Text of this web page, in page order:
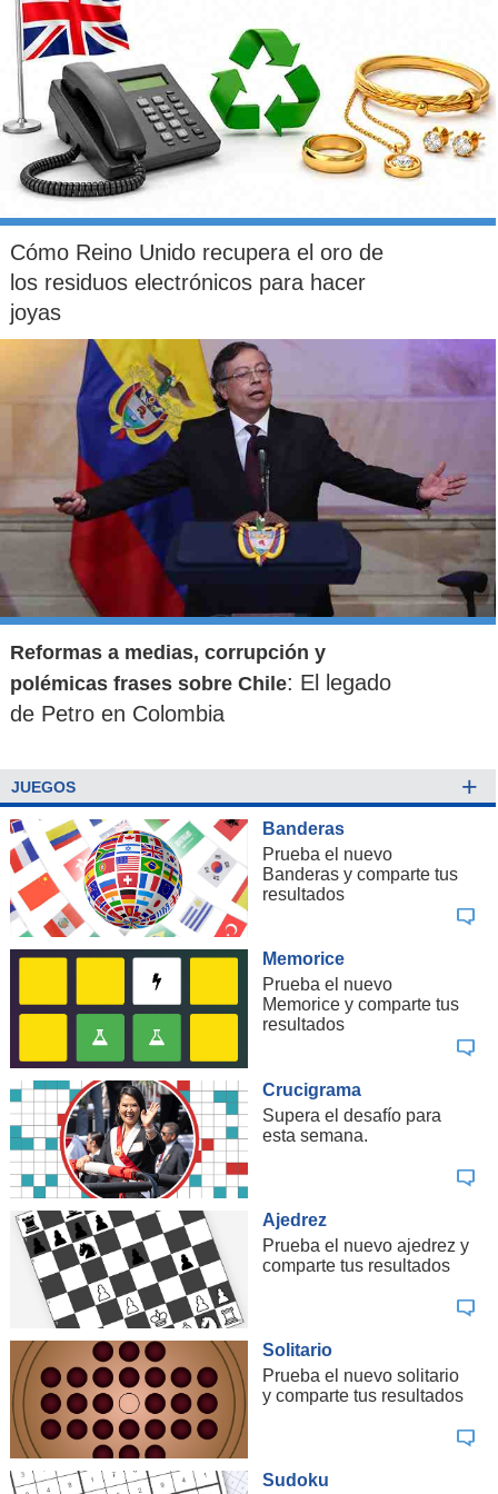
El Rodeo con La Dehesa
Lugar:Terreno El Rodeo con La Dehesa.
Comuna: Lo Barnechea.
Valor aproximado: 62 UF/m2.
Lugar:Terreno Cencosud entre Martín de Zamora y Colón, ubicado entre
Américo Vespucio y Sebastián Elcano.
Comuna: Las Condes.
Valor aproximado:50 UF/m2.
Superficie: 25.000 m2.
Uso:Lo natural sería residencial en combinación con comercio y algo
para uso educacional. Para que se pudiera efectivamente realizar un
desarrollo, tendría que haber un cambio del plan regulador.
Dueño:Cencosud. Actualmente hay un colegio, pero abandonado.
Cómo Reino Unido recupera el oro de
los residuos electrónicos para hacer
joyas
Reformas a medias, corrupción y
polémicas frases sobre Chile: El legado
de Petro en Colombia
JUEGOS +
Banderas
Prueba el nuevo
Banderas y comparte tus
resultados
Memorice
Prueba el nuevo
Memorice y comparte tus
resultados
Crucigrama
Supera el desafío para
esta semana.
Ajedrez
Prueba el nuevo ajedrez y
comparte tus resultados
Solitario
Prueba el nuevo solitario
y comparte tus resultados
Sudoku